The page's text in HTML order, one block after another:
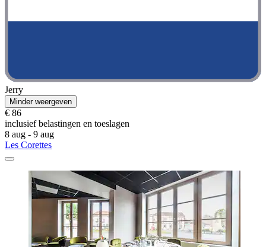
Jerry
Minder weergeven
€ 86
inclusief belastingen en toeslagen
8 aug - 9 aug
Les Corettes